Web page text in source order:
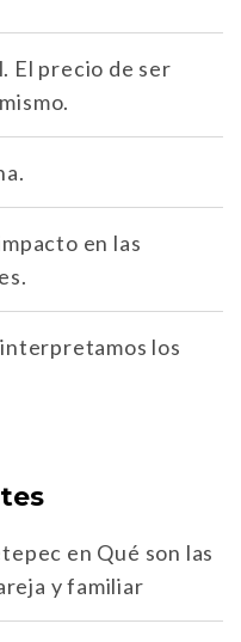
El precio de ser
en las
los
en Qué son las
y familiar